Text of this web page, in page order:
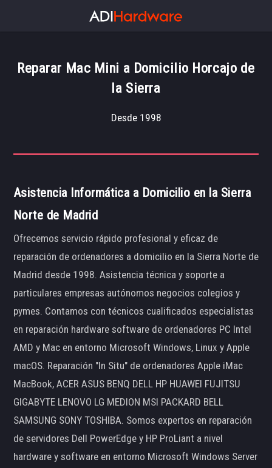
Reparar Mac Mini a Domicilio Horcajo de
la Sierra
Desde 1998
Asistencia Informática a Domicilio en la Sierra
Norte de Madrid
Ofrecemos servicio rápido profesional y eficaz de
reparación de ordenadores a domicilio en la Sierra Norte de
Madrid desde 1998. Asistencia técnica y soporte a
particulares empresas autónomos negocios colegios y
pymes. Contamos con técnicos cualificados especialistas
en reparación hardware software de ordenadores PC Intel
AMD y Mac en entorno Microsoft Windows, Linux y Apple
macOS. Reparación "In Situ" de ordenadores Apple iMac
MacBook, ACER ASUS BENQ DELL HP HUAWEI FUJITSU
GIGABYTE LENOVO LG MEDION MSI PACKARD BELL
SAMSUNG SONY TOSHIBA. Somos expertos en reparación
de servidores Dell PowerEdge y HP ProLiant a nivel
hardware y software en entorno Microsoft Windows Server